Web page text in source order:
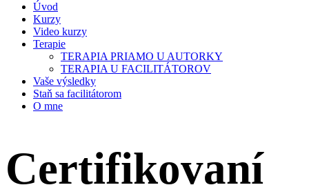
Úvod
Kurzy
Video kurzy
Terapie
TERAPIA PRIAMO U AUTORKY
TERAPIA U FACILITÁTOROV
Vaše výsledky
Staň sa facilitátorom
O mne
Certifikovaní